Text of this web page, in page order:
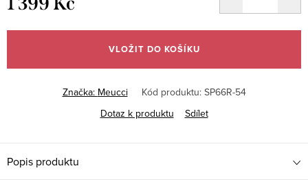
cena:
VLOŽIT DO KOŠÍKU
Značka: Meucci Kód produktu: SP66R-54
Dotaz k produktu
Sdílet
Popis produktu